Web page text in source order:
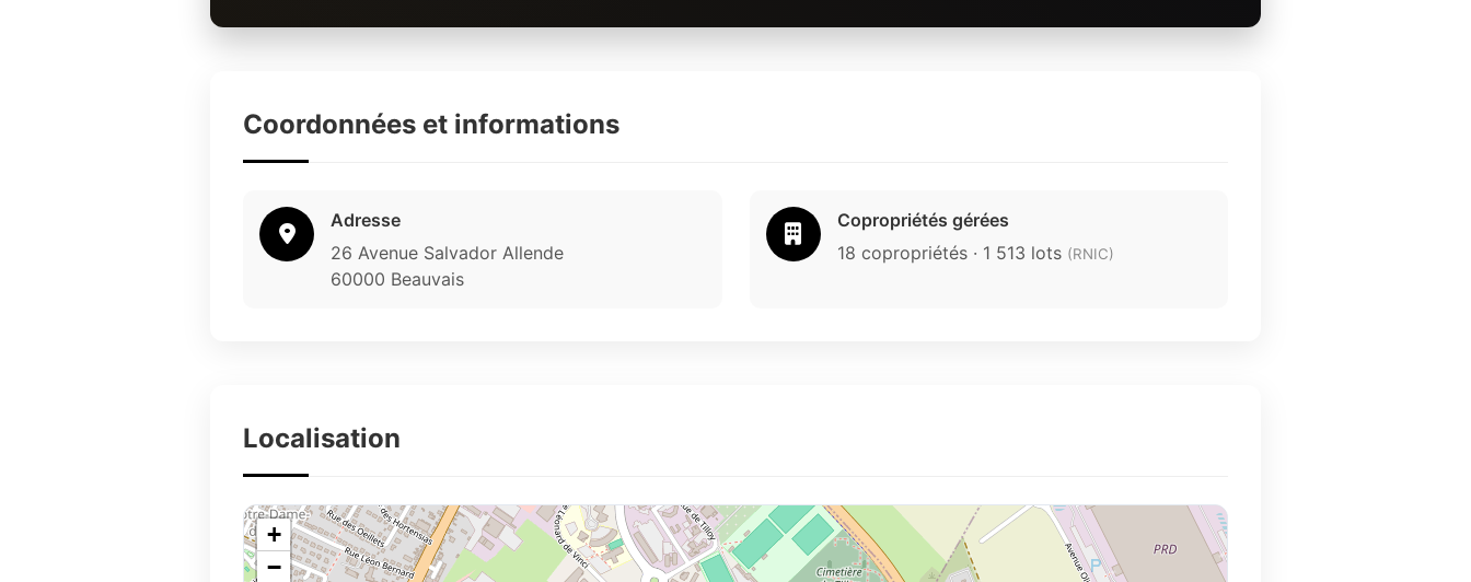
Coordonnées et informations
Adresse
26 Avenue Salvador Allende
60000 Beauvais
Copropriétés gérées
18 copropriétés · 1 513 lots (RNIC)
Localisation
+
−